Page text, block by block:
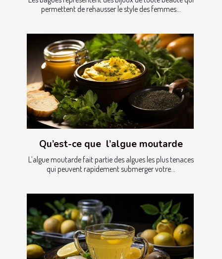
permettent de rehausser le style des femmes...
Qu’est-ce que l’algue moutarde
L’algue moutarde fait partie des algues les plus tenaces
qui peuvent rapidement submerger votre...